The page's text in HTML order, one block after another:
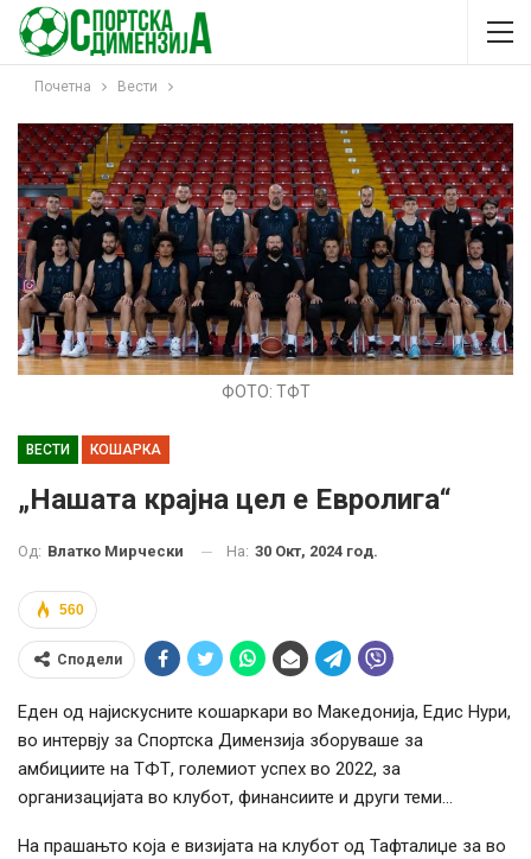
Почетна Вести
ФОТО: ТФТ
ВЕСТИ КОШАРКА
„Нашата крајна цел е Евролига“
Од: Влатко Мирчески На: 30 Окт, 2024 год.
560
Сподели
Еден од најискусните кошаркари во Македонија, Едис Нури,
во интервју за Спортска Димензија зборуваше за
амбициите на ТФТ, големиот успех во 2022, за
организацијата во клубот, финансиите и други теми…
На прашањто која е визијата на клубот од Тафталиџе за во